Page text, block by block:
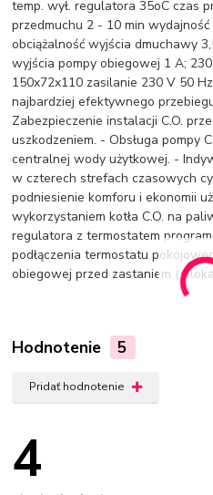
temp. wył. regulatora 35oC czas
przedmuchu 2 - 10 min
obciążalność wyjścia dmuchawy
wyjścia pompy obiegowej 1 A;
150x72x110 zasilanie 230 V 50
najbardziej efektywnego
Zabezpieczenie instalacji C.O.
uszkodzeniem. - Obsługa pompy
centralnej wody użytkowej. -
w czterech strefach czasowych
podniesienie komforu i ekonomii
wykorzystaniem kotła C.O. na
regulatora z termostatem
podłączenia termostatu
obiegowej przed zastaniem (
Hodnotenie 5
Pridať hodnotenie
4